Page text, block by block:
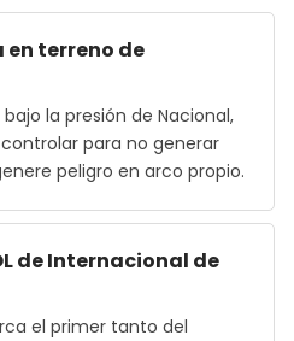
terreno de
la presión de Nacional,
para no generar
peligro en arco propio.
de Internacional de
el primer tanto del